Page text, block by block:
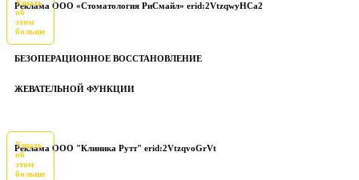
Реклама ООО «Стоматология РиСмайл» erid:2VtzqwyHCa2
Узнать
об
этом
больше
БЕЗОПЕРАЦИОННОЕ ВОССТАНОВЛЕНИЕ
ЖЕВАТЕЛЬНОЙ ФУНКЦИИ
Реклама ООО "Клиника Рутт" erid:2VtzqvoGrVt
Узнать
об
этом
больше